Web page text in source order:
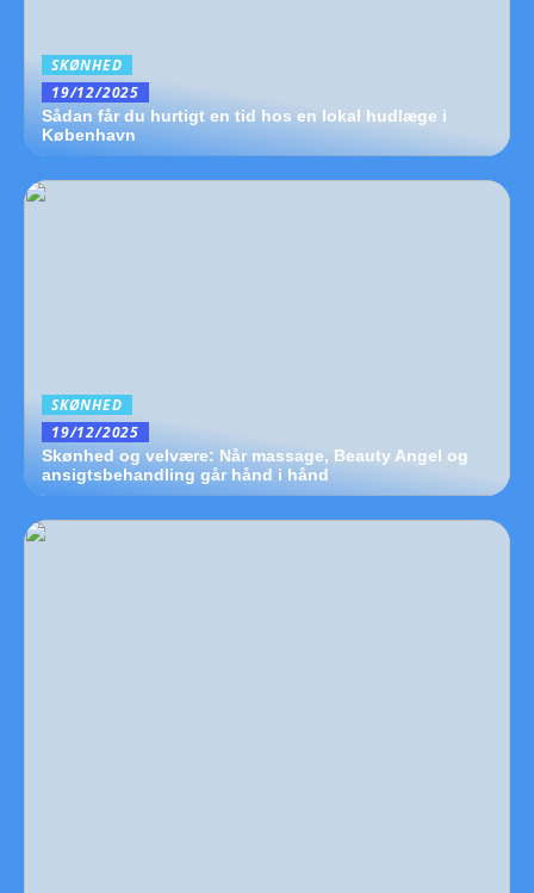
SKØNHED
19/12/2025
Sådan får du hurtigt en tid hos en lokal hudlæge i
København
SKØNHED
19/12/2025
Skønhed og velvære: Når massage, Beauty Angel og
ansigtsbehandling går hånd i hånd